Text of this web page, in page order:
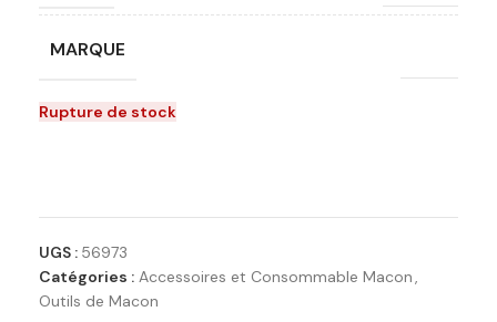
MARQUE
Rupture de stock
UGS : 56973
Catégories : Accessoires et Consommable Macon,
Outils de Macon